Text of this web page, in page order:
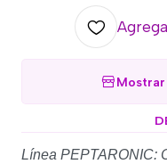
Línea PEPTARONIC: